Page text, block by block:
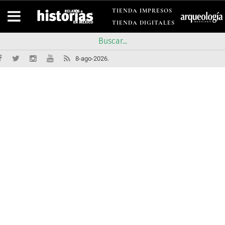
TIENDA IMPRESOS
TIENDA DIGITALES
8-ago-2026.